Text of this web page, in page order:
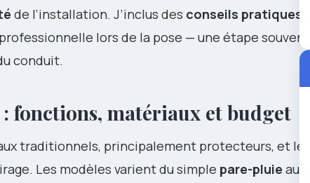
de l’installation. J’inclus des conseils pratiques
lors de la pose — une étape souvent
conduit.
fonctions, matériaux et budget
traditionnels, principalement protecteurs, et les
Les modèles varient du simple pare-pluie aux